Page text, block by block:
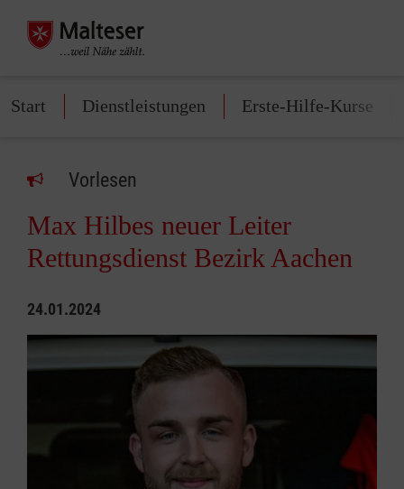
Start Dienstleistungen Erste-Hilfe-Kurse
Vorlesen
Max Hilbes neuer Leiter
Rettungsdienst Bezirk Aachen
24.01.2024